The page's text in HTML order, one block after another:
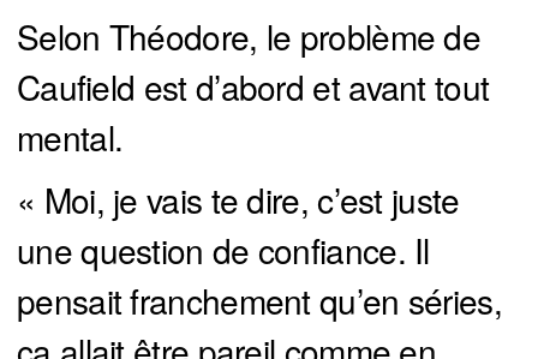
Selon Théodore, le problème de
Caufield est d’abord et avant tout
mental.
« Moi, je vais te dire, c’est juste
une question de confiance. Il
pensait franchement qu’en séries,